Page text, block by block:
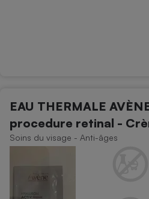
EAU THERMALE
procedure retinal -
Soins du visage - Anti-âges